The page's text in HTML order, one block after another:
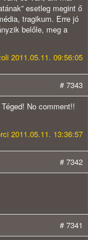
esetleg megint ő
tragikum. Erre jó
belőle, meg a
2011.05.11. 09:56:05
# 7343
No comment!!
2011.05.11. 13:36:57
# 7342
# 7341